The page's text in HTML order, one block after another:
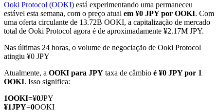
Futuros COIN-M
Futuros de criptomoeda
TradFi
Derivativos de ações, câmbio, metais preciosos e commodities
Ooki Protocol (OOKI) está experimentando uma permaneceu
estável esta semana, com o preço atual em ¥0 JPY por OOKI. Com
uma oferta circulante de 13.72B OOKI, a capitalização de mercado
total de Ooki Protocol agora é de aproximadamente ¥2.17M JPY.
Nas últimas 24 horas, o volume de negociação de Ooki Protocol
atingiu ¥0 JPY
Atualmente, a OOKI para JPY taxa de câmbio é ¥0 JPY por 1
OOKI. Isso significa:
1OOKI=¥0JPY
¥1JPY=0OOKI